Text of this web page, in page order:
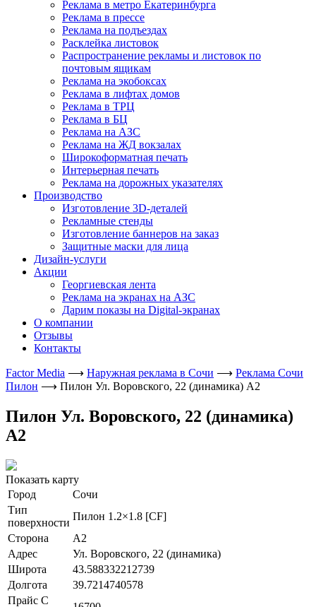
Реклама в метро Екатеринбурга
Реклама в прессе
Реклама на подъездах
Расклейка листовок
Распространение рекламы и листовок по
почтовым ящикам
Реклама на экобоксах
Реклама в лифтах домов
Реклама в ТРЦ
Реклама в БЦ
Реклама на АЗС
Реклама на ЖД вокзалах
Широкоформатная печать
Интерьерная печать
Реклама на дорожных указателях
Производство
Изготовление 3D-деталей
Рекламные стенды
Изготовление баннеров на заказ
Защитные маски для лица
Дизайн-услуги
Акции
Георгиевская лента
Реклама на экранах на АЗС
Дарим показы на Digital-экранах
О компании
Отзывы
Контакты
Factor Media ⟶ Наружная реклама в Сочи ⟶ Реклама Сочи
Пилон ⟶ Пилон Ул. Воровского, 22 (динамика) A2
Пилон Ул. Воровского, 22 (динамика)
A2
Показать карту
Город
Сочи
Тип
поверхности
Пилон 1.2×1.8 [CF]
Сторона
A2
Адрес
Ул. Воровского, 22 (динамика)
Широта
43.588332212739
Долгота
39.7214740578
Прайс C